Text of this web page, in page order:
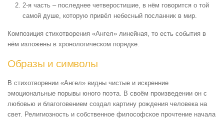
2-я часть – последнее четверостишие, в нём говорится о той
самой душе, которую привёл небесный посланник в мир.
Композиция стихотворения «Ангел» линейная, то есть события в
нём изложены в хронологическом порядке.
Образы и символы
В стихотворении «Ангел» видны чистые и искренние
эмоциональные порывы юного поэта. В своём произведении он с
любовью и благоговением создал картину рождения человека на
свет. Религиозность и собственное философское прочтение начала